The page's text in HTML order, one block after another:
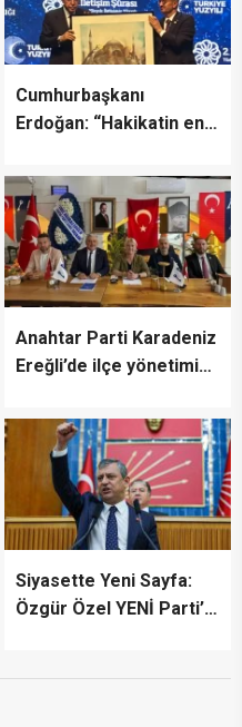
Cumhurbaşkanı
Erdoğan: “Hakikatin en
dönemden geçiyoruz”
Anahtar Parti Karadeniz
Ereğli’de ilçe yönetimini
Siyasette Yeni Sayfa:
Özgür Özel YENİ Parti’yi